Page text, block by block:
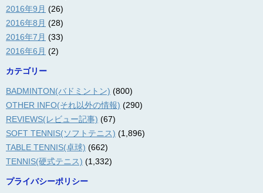
2016年9月 (26)
2016年8月 (28)
2016年7月 (33)
2016年6月 (2)
カテゴリー
BADMINTON(バドミントン) (800)
OTHER INFO(それ以外の情報) (290)
REVIEWS(レビュー記事) (67)
SOFT TENNIS(ソフトテニス) (1,896)
TABLE TENNIS(卓球) (662)
TENNIS(硬式テニス) (1,332)
プライバシーポリシー